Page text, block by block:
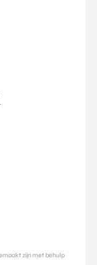
zijn met behulp